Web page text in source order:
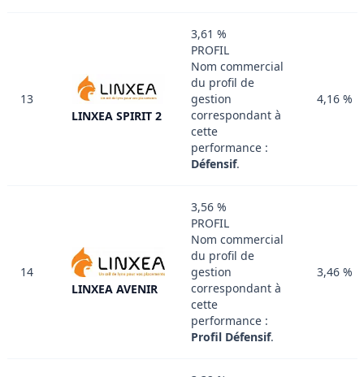
13
LINXEA SPIRIT 2
3,61 %
PROFIL
Nom commercial
du profil de
gestion
correspondant à
cette
performance :
Défensif.
4,16 %
14
LINXEA AVENIR
3,56 %
PROFIL
Nom commercial
du profil de
gestion
correspondant à
cette
performance :
Profil Défensif.
3,46 %